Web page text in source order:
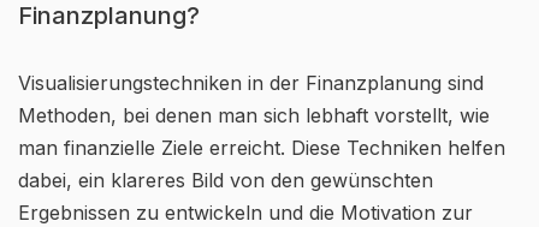
Finanzplanung?
Visualisierungstechniken in der Finanzplanung sind
Methoden, bei denen man sich lebhaft vorstellt, wie
man finanzielle Ziele erreicht. Diese Techniken helfen
dabei, ein klareres Bild von den gewünschten
Ergebnissen zu entwickeln und die Motivation zur